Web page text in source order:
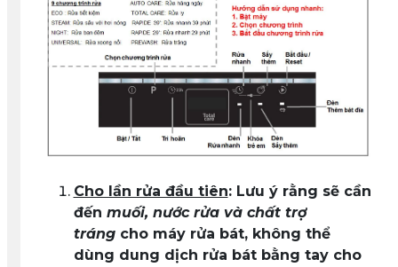
Cho lần rửa đầu tiên: Lưu ý rằng sẽ cần
đến muối, nước rửa và chất trợ
trángcho máy rửa bát, không thể
dùng dung dịch rửa bát bằng tay cho